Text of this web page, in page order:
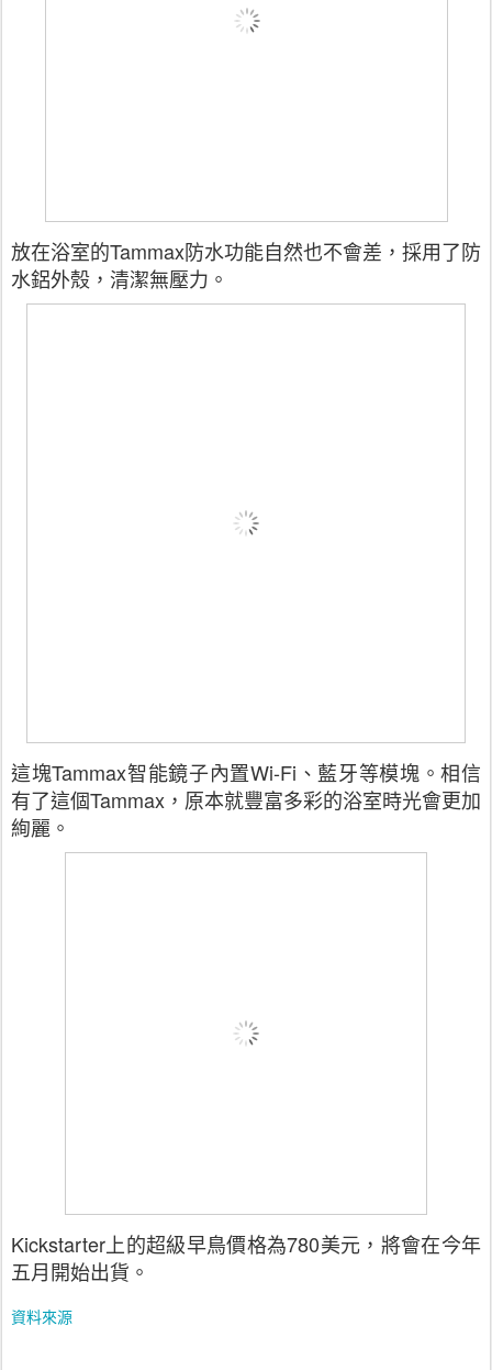
放在浴室的Tammax防水功能自然也不會差，採用了防
水鋁外殼，清潔無壓力。
這塊Tammax智能鏡子內置Wi-Fi、藍牙等模塊。相信
有了這個Tammax，原本就豐富多彩的浴室時光會更加
絢麗。
Kickstarter上的超級早鳥價格為780美元，將會在今年
五月開始出貨。
資料來源